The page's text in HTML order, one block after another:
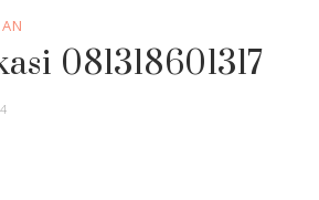
081318601317